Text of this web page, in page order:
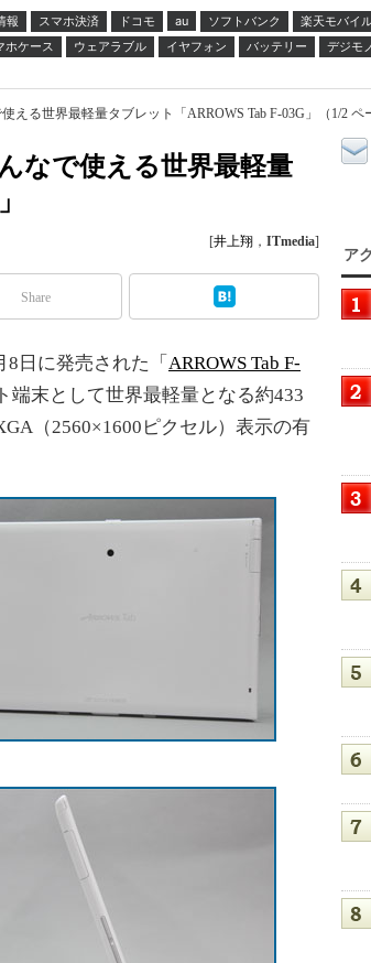
報 スマホ決済 ドコモ au ソフトバンク
楽天モバイ
ホケース ウェアラブル イヤフォン バッテリー デジモ
る世界最軽量タブレット「ARROWS Tab F-03G」（1/2 ペ
なで使える世界最軽量
[井上翔 ， ITmedia]
Share
日に発売された「 ARROWS Tab F-
端末として世界最軽量となる約433
（2560×1600ピクセル）表示の有
ア